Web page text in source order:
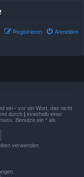
Anmelden
Registrieren
ein - vor ein Wort, das nicht
durch | innerhalb einer
Benutze ein * als
verwenden